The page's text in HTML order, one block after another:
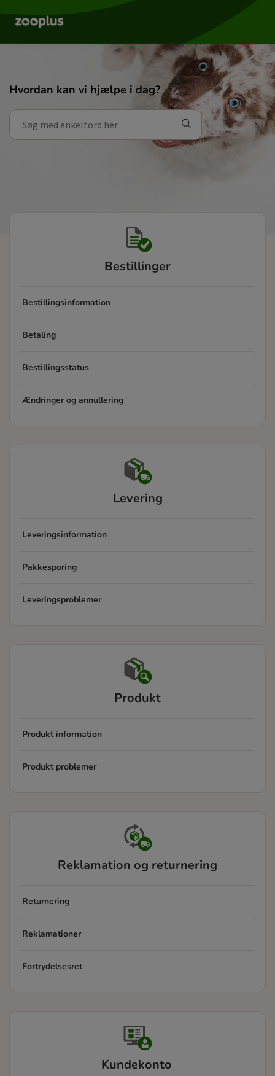
Hvordan kan vi hjælpe i dag?
Bestillinger
Bestillingsinformation
Betaling
Bestillingsstatus
Ændringer og annullering
Levering
Leveringsinformation
Pakkesporing
Leveringsproblemer
Produkt
Produkt information
Produkt problemer
Reklamation og returnering
Returnering
Reklamationer
Fortrydelsesret
Kundekonto